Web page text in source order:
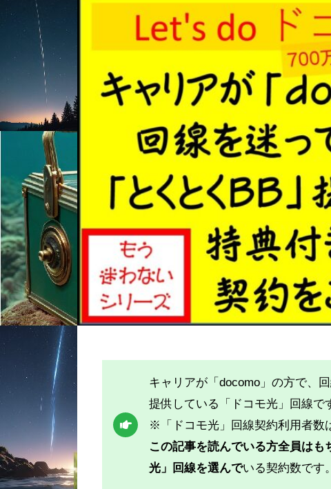
キャリアが「docomo」の方で、
提供している「ドコモ光」回線で
※「ドコモ光」回線契約利用者数
この記事を読んでいる方全員は
光」回線を選んでいる契約数です。